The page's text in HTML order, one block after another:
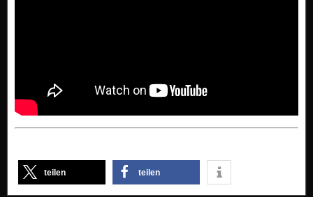
teilen teilen